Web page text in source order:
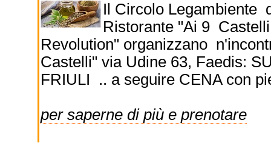
Il Circolo Legambiente
Ristorante "Ai 9
Revolution" organizzano
Castelli" via Udine 63, Faedis:
FRIULI .. a seguire CENA con
per saperne di più e prenotare